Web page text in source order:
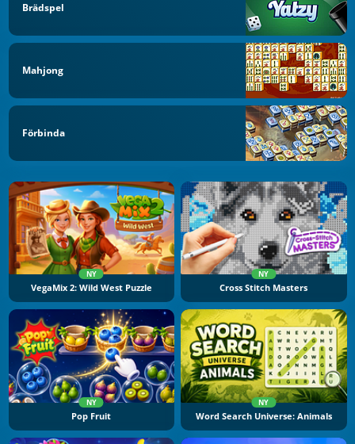
Brädspel
Mahjong
Förbinda
NY
VegaMix 2: Wild West Puzzle
NY
Cross Stitch Masters
NY
Pop Fruit
NY
Word Search Universe: Animals